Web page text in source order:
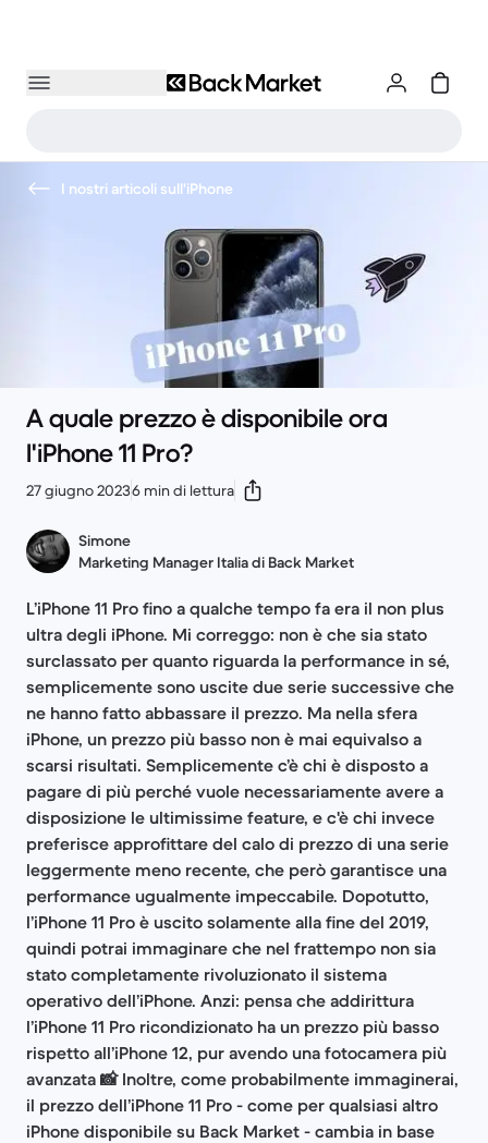
I nostri articoli sull'iPhone
A quale prezzo è disponibile ora
l'iPhone 11 Pro?
27 giugno 20236 min di lettura
Simone
Marketing Manager Italia di Back Market
L’iPhone 11 Pro fino a qualche tempo fa era il non plus
ultra degli iPhone. Mi correggo: non è che sia stato
surclassato per quanto riguarda la performance in sé,
semplicemente sono uscite due serie successive che
ne hanno fatto abbassare il prezzo. Ma nella sfera
iPhone, un prezzo più basso non è mai equivalso a
scarsi risultati. Semplicemente c’è chi è disposto a
pagare di più perché vuole necessariamente avere a
disposizione le ultimissime feature, e c'è chi invece
preferisce approfittare del calo di prezzo di una serie
leggermente meno recente, che però garantisce una
performance ugualmente impeccabile. Dopotutto,
l’iPhone 11 Pro è uscito solamente alla fine del 2019,
quindi potrai immaginare che nel frattempo non sia
stato completamente rivoluzionato il sistema
operativo dell’iPhone. Anzi: pensa che addirittura
l’iPhone 11 Pro ricondizionato ha un prezzo più basso
rispetto all’iPhone 12, pur avendo una fotocamera più
avanzata 📸 Inoltre, come probabilmente immaginerai,
il prezzo dell’iPhone 11 Pro - come per qualsiasi altro
iPhone disponibile su Back Market - cambia in base